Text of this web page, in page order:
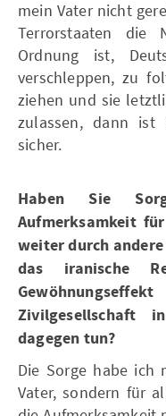
mein Vater nicht
Terrorstaaten die
Ordnung ist,
verschleppen, zu
ziehen und sie
zulassen, dann
sicher.
Haben Sie
Aufmerksamkeit
weiter durch
das iranische
Zivilgesellschaft
dagegen tun?
Die Sorge habe ich
Vater, sondern für